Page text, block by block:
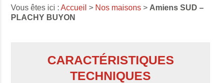
Vous êtes ici :Accueil > Nos maisons > Amiens SUD –
PLACHY BUYON
CARACTÉRISTIQUES
TECHNIQUES